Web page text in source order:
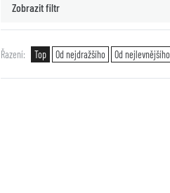
Zobrazit filtr
Řazení Top Od nejdražšího Od nejlevnějšího